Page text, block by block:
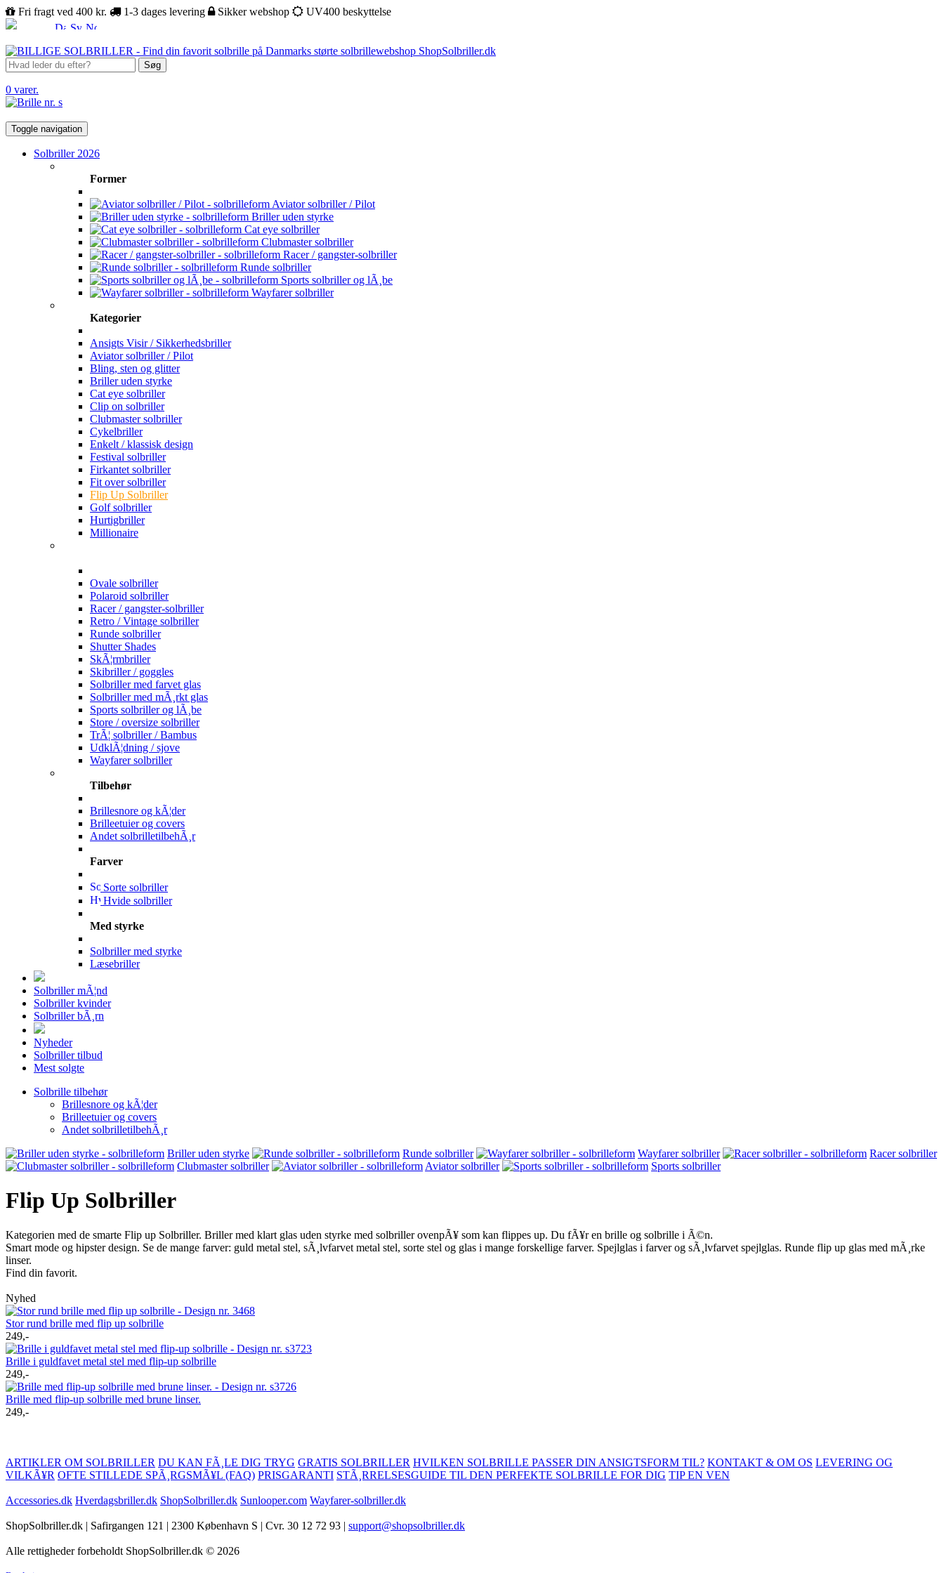
Fri fragt ved 400 kr. 1-3 dages levering Sikker webshop UV400 beskyttelse
Søg
0 varer.
Toggle navigation
Solbriller 2026
Former
Aviator solbriller / Pilot
Briller uden styrke
Cat eye solbriller
Clubmaster solbriller
Racer / gangster-solbriller
Runde solbriller
Sports solbriller og lÃ¸be
Wayfarer solbriller
Kategorier
Ansigts Visir / Sikkerhedsbriller
Aviator solbriller / Pilot
Bling, sten og glitter
Briller uden styrke
Cat eye solbriller
Clip on solbriller
Clubmaster solbriller
Cykelbriller
Enkelt / klassisk design
Festival solbriller
Firkantet solbriller
Fit over solbriller
Flip Up Solbriller
Golf solbriller
Hurtigbriller
Millionaire
Ovale solbriller
Polaroid solbriller
Racer / gangster-solbriller
Retro / Vintage solbriller
Runde solbriller
Shutter Shades
SkÃ¦rmbriller
Skibriller / goggles
Solbriller med farvet glas
Solbriller med mÃ¸rkt glas
Sports solbriller og lÃ¸be
Store / oversize solbriller
TrÃ¦ solbriller / Bambus
UdklÃ¦dning / sjove
Wayfarer solbriller
Tilbehør
Brillesnore og kÃ¦der
Brilleetuier og covers
Andet solbrilletilbehÃ¸r
Farver
Sorte solbriller
Hvide solbriller
Med styrke
Solbriller med styrke
Læsebriller
Solbriller mÃ¦nd
Solbriller kvinder
Solbriller bÃ¸rn
Nyheder
Solbriller tilbud
Mest solgte
Solbrille tilbehør
Brillesnore og kÃ¦der
Brilleetuier og covers
Andet solbrilletilbehÃ¸r
Briller uden styrke
Runde solbriller Wayfarer solbriller
Racer solbriller
Clubmaster solbriller
Aviator solbriller Sports solbriller
Flip Up Solbriller
Kategorien med de smarte Flip up Solbriller. Briller med klart glas uden styrke med solbriller ovenpÃ¥ som kan flippes up. Du fÃ¥r en brille og solbrille i Ã©n.
Smart mode og hipster design. Se de mange farver: guld metal stel, sÃ¸lvfarvet metal stel, sorte stel og glas i mange forskellige farver. Spejlglas i farver og sÃ¸lvfarvet spejlglas. Runde flip up glas med mÃ¸rke
linser.
Find din favorit.
Nyhed
Stor rund brille med flip up solbrille
249,-
Brille i guldfavet metal stel med flip-up solbrille
249,-
Brille med flip-up solbrille med brune linser.
249,-
ARTIKLER OM SOLBRILLER DU KAN FÃ¸LE DIG TRYG GRATIS SOLBRILLER HVILKEN SOLBRILLE PASSER DIN ANSIGTSFORM TIL? KONTAKT & OM OS LEVERING OG
VILKÃ¥R OFTE STILLEDE SPÃ¸RGSMÃ¥L (FAQ) PRISGARANTI STÃ¸RRELSESGUIDE TIL DEN PERFEKTE SOLBRILLE FOR DIG TIP EN VEN
Accessories.dk Hverdagsbriller.dk ShopSolbriller.dk Sunlooper.com Wayfarer-solbriller.dk
ShopSolbriller.dk | Safirgangen 121 | 2300 København S | Cvr. 30 12 72 93 | support@shopsolbriller.dk
Alle rettigheder forbeholdt ShopSolbriller.dk © 2026